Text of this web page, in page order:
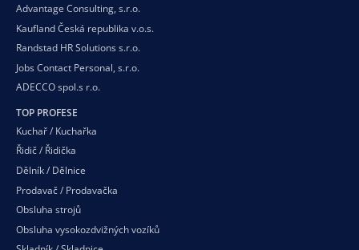
Advantage Consulting, s.r.o.
Kaufland Česká republika v.o.s.
Randstad HR Solutions s.r.o.
Jobs Contact Personal, s.r.o.
ADECCO spol.s r.o.
TOP PROFESE
Kuchař / Kuchařka
Řidič / Řidička
Dělník / Dělnice
Prodavač / Prodavačka
Obsluha strojů
Obsluha vysokozdvižných vozíků